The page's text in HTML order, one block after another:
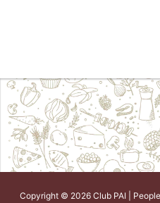
Copyright © 2026 Club PAI |